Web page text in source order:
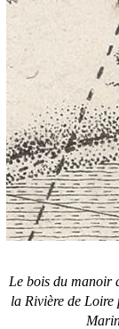
Le bois du manoir
la Rivière de